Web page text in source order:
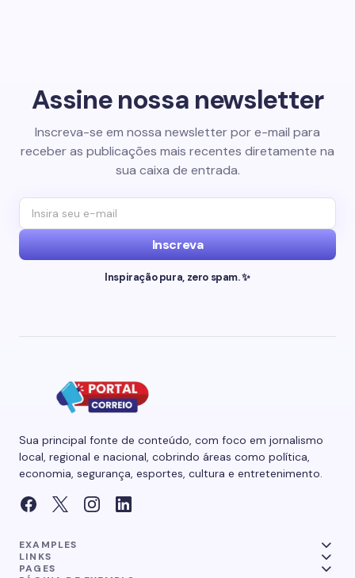
Assine nossa newsletter
Inscreva-se em nossa newsletter por e-mail para
receber as publicações mais recentes diretamente na
sua caixa de entrada.
Inscreva
Inspiração pura, zero spam. ✨
Sua principal fonte de conteúdo, com foco em jornalismo
local, regional e nacional, cobrindo áreas como política,
economia, segurança, esportes, cultura e entretenimento.
EXAMPLES
LINKS
PAGES